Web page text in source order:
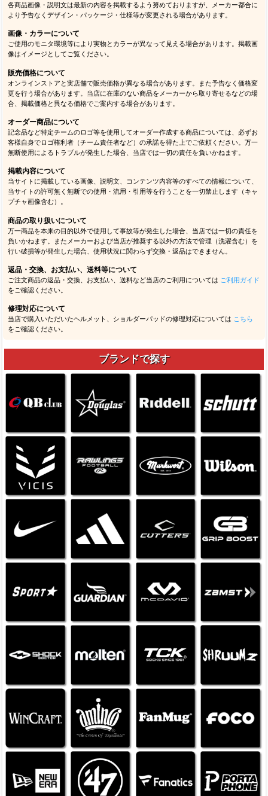
各商品画像・説明文は最新の内容を掲載するよう努めておりますが、メーカー都合に
より予告なくデザイン・パッケージ・仕様等が変更される場合があります。
画像・カラーについて
ご使用のモニタ環境等により実物とカラーが異なって見える場合があります。掲載画
像はイメージとしてご覧ください。
販売価格について
オンラインストアと実店舗で販売価格が異なる場合があります。また予告なく価格変
更を行う場合があります。当店に在庫のない商品をメーカーから取り寄せるなどの場
合、掲載価格と異なる価格でご案内する場合があります。
オーダー商品について
記念品など特定チームのロゴ等を使用してオーダー作成する商品については、必ずお
客様自身でロゴ権利者（チーム責任者など）の承諾を得た上でご依頼ください。万一
無断使用によるトラブルが発生した場合、当店では一切の責任を負いかねます。
掲載内容について
当サイトに掲載している画像、説明文、コンテンツ内容等のすべての情報について、
当サイトの許可無く無断での使用・流用・引用等を行うことを一切禁止します（キャ
プチャ画像含む）。
商品の取り扱いについて
万一商品を本来の目的以外で使用して事故等が発生した場合、当店では一切の責任を
負いかねます。またメーカーおよび当店が推奨する以外の方法で管理（洗濯含む）を
行い破損等が発生した場合、使用状況に関わらず交換・返品はできません。
返品・交換、お支払い、送料等について
ご注文商品の返品・交換、お支払い、送料など当店のご利用については ご利用ガイド
をご確認ください。
修理対応について
当店で購入いただいたヘルメット、ショルダーパッドの修理対応については こちら
をご確認ください。
ブランドで探す